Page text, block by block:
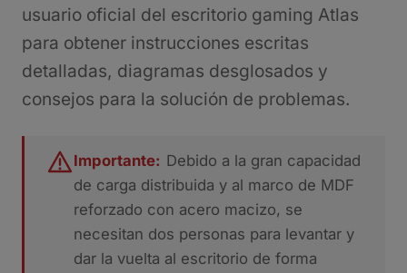
usuario oficial del escritorio gaming Atlas
para obtener instrucciones escritas
detalladas, diagramas desglosados y
consejos para la solución de problemas.
Importante: Debido a la gran capacidad
de carga distribuida y al marco de MDF
reforzado con acero macizo, se
necesitan dos personas para levantar y
dar la vuelta al escritorio de forma